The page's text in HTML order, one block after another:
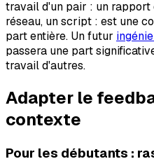
travail d'un pair : un rapport
réseau, un script : est une
part entière. Un futur
passera une part
travail d'autres.
Adapter le
contexte
Pour les débutants :